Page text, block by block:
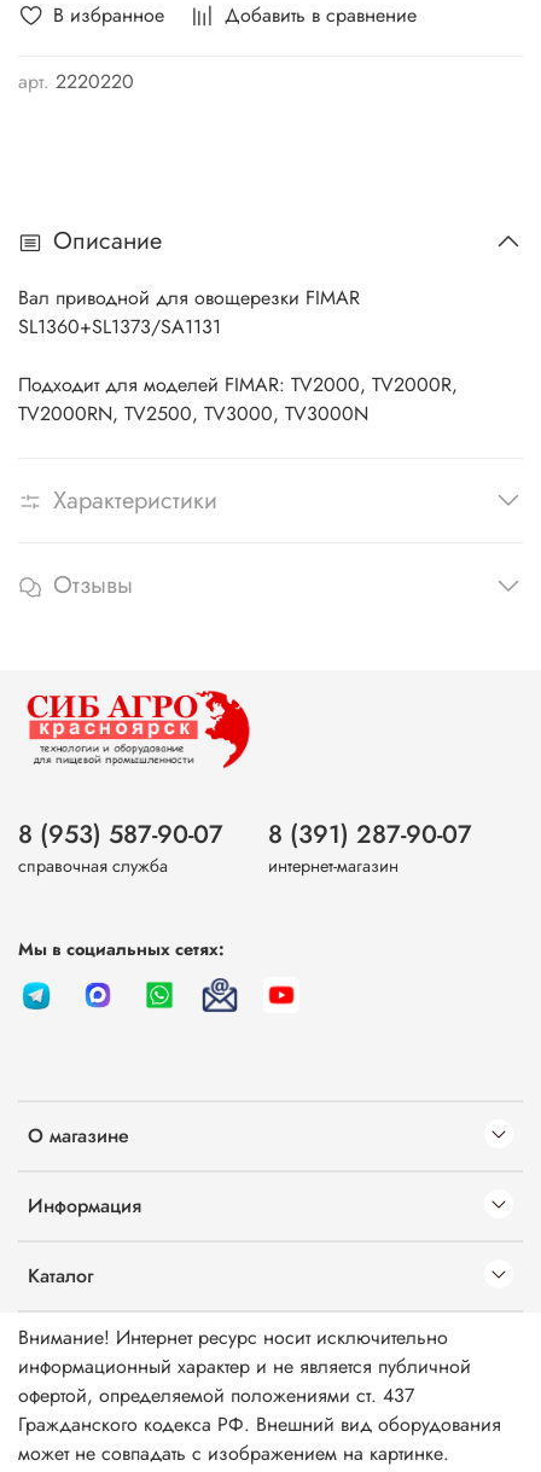
В избранное Добавить в сравнение
арт. 2220220
Описание
Вал приводной для овощерезки FIMAR
SL1360+SL1373/SA1131
Подходит для моделей FIMAR: TV2000, TV2000R,
TV2000RN, TV2500, TV3000, TV3000N
Характеристики
Отзывы
О магазине
Информация
Каталог
8 (953) 587-90-07
справочная служба
8 (391) 287-90-07
интернет-магазин
Мы в социальных сетях:
Внимание! Интернет ресурс носит исключительно
информационный характер и не является публичной
офертой, определяемой положениями ст. 437
Гражданского кодекса РФ. Внешний вид оборудования
может не совпадать с изображением на картинке.